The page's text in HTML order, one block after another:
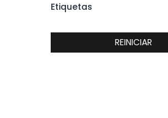
Etiquetas
REINICIAR